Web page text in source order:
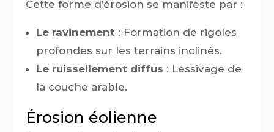
Cette forme d’érosion se manifeste par :
Le ravinement : Formation de rigoles
profondes sur les terrains inclinés.
Le ruissellement diffus : Lessivage de
la couche arable.
Érosion éolienne